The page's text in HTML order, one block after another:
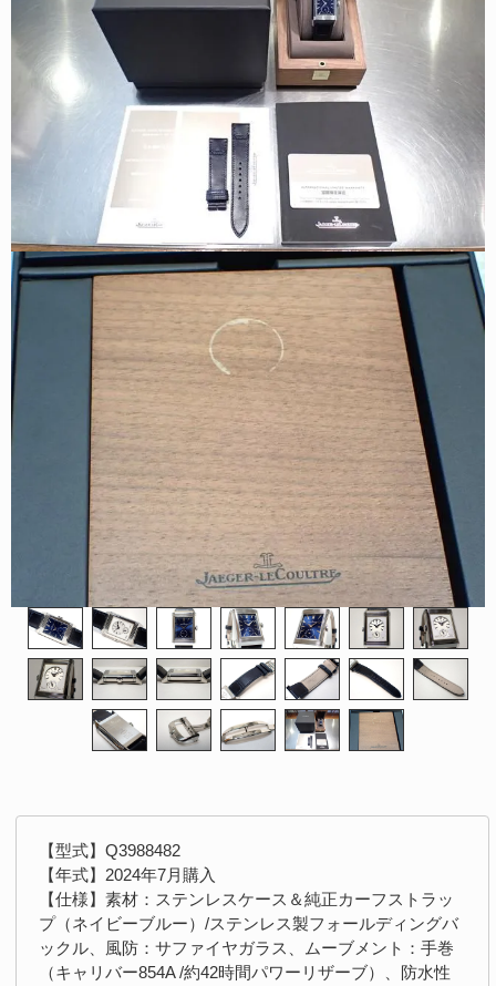
【型式】Q3988482
【年式】2024年7月購入
【仕様】素材：ステンレスケース＆純正カーフストラッ
プ（ネイビーブルー）/ステンレス製フォールディングバ
ックル、風防：サファイヤガラス、ムーブメント：手巻
（キャリバー854A /約42時間パワーリザーブ）、防水性